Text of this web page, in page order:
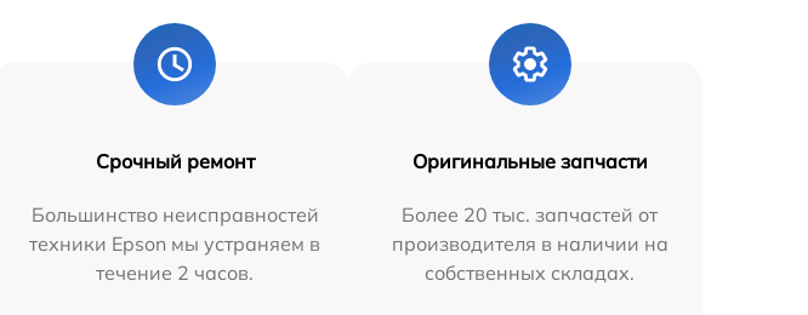
Срочный ремонт
Большинство неисправностей
техники Epson мы устраняем в
течение 2 часов.
Оригинальные запчасти
Более 20 тыс. запчастей от
производителя в наличии на
собственных складах.